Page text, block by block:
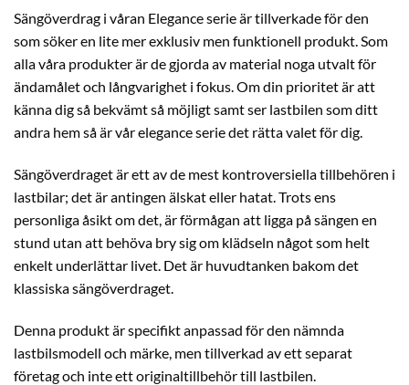
Sängöverdrag i våran Elegance serie är tillverkade för den
som söker en lite mer exklusiv men funktionell produkt. Som
alla våra produkter är de gjorda av material noga utvalt för
ändamålet och långvarighet i fokus. Om din prioritet är att
känna dig så bekvämt så möjligt samt ser lastbilen som ditt
andra hem så är vår elegance serie det rätta valet för dig.
Sängöverdraget är ett av de mest kontroversiella tillbehören i
lastbilar; det är antingen älskat eller hatat. Trots ens
personliga åsikt om det, är förmågan att ligga på sängen en
stund utan att behöva bry sig om klädseln något som helt
enkelt underlättar livet. Det är huvudtanken bakom det
klassiska sängöverdraget.
Denna produkt är specifikt anpassad för den nämnda
lastbilsmodell och märke, men tillverkad av ett separat
företag och inte ett originaltillbehör till lastbilen.